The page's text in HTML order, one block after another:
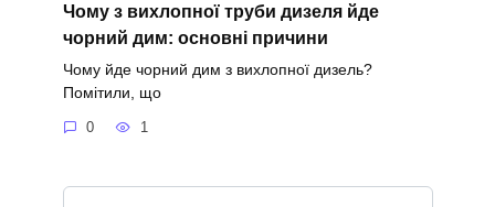
Чому з вихлопної труби дизеля йде
чорний дим: основні причини
Чому йде чорний дим з вихлопної дизель?
Помітили, що
0 1